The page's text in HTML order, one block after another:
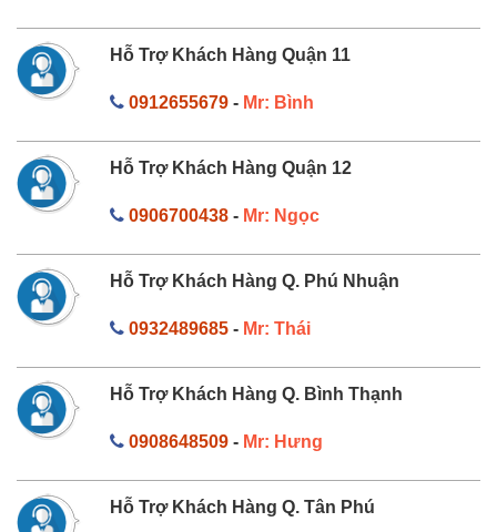
Hỗ Trợ Khách Hàng Quận 11
0912655679- Mr: Bình
Hỗ Trợ Khách Hàng Quận 12
0906700438- Mr: Ngọc
Hỗ Trợ Khách Hàng Q. Phú Nhuận
0932489685- Mr: Thái
Hỗ Trợ Khách Hàng Q. Bình Thạnh
0908648509- Mr: Hưng
Hỗ Trợ Khách Hàng Q. Tân Phú